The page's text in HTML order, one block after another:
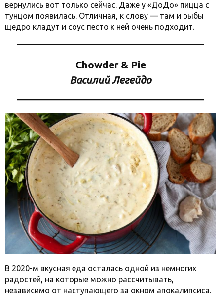
вернулись вот только сейчас. Даже у «ДоДо» пицца с
тунцом появилась. Отличная, к слову — там и рыбы
щедро кладут и соус песто к ней очень подходит.
Chowder & Pie
Василий Легейдо
В 2020-м вкусная еда осталась одной из немногих
радостей, на которые можно рассчитывать,
независимо от наступающего за окном апокалипсиса.